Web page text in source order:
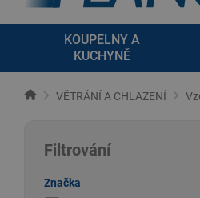
KOUPELNY A
KUCHYNĚ
VĚTRÁNÍ A CHLAZENÍ
Filtrování
Značka